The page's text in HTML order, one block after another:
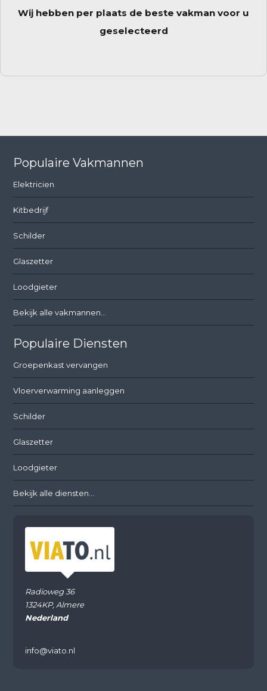
Wij hebben per plaats de beste vakman voor u
geselecteerd
Populaire Vakmannen
Elektricien
Kitbedrijf
Schilder
Glaszetter
Loodgieter
Bekijk alle vakmannen...
Populaire Diensten
Groepenkast vervangen
Vloerverwarming aanleggen
Schilder
Glaszetter
Loodgieter
Bekijk alle diensten...
Radioweg 36
1324KP, Almere
Nederland
info@viato.nl